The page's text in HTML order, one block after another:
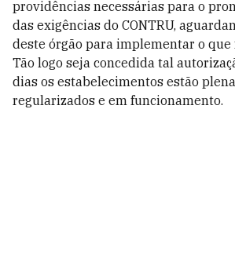
providências necessárias para o
das exigências do CONTRU,
deste órgão para implementar o que
Tão logo seja concedida tal
dias os estabelecimentos estão
regularizados e em funcionamento.